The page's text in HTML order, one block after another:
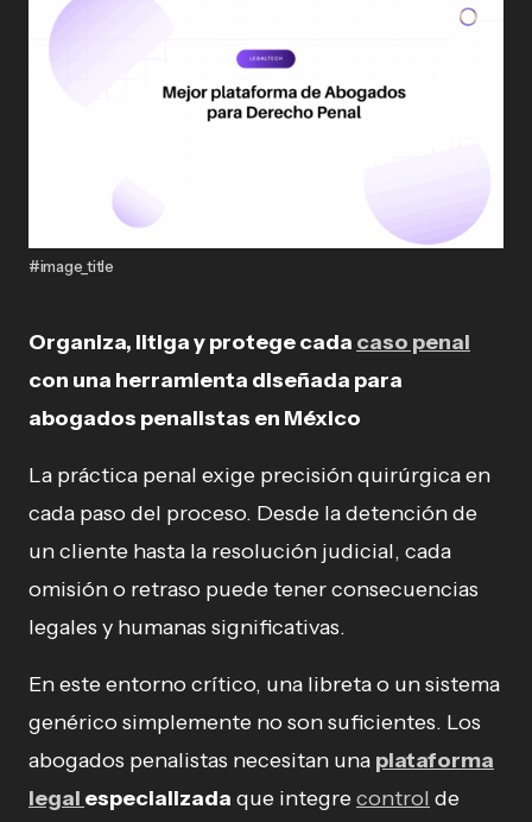
#image_title
Organiza, litiga y protege cada caso penal
con una herramienta diseñada para
abogados penalistas en México
La práctica penal exige precisión quirúrgica en
cada paso del proceso. Desde la detención de
un cliente hasta la resolución judicial, cada
omisión o retraso puede tener consecuencias
legales y humanas significativas.
En este entorno crítico, una libreta o un sistema
genérico simplemente no son suficientes. Los
abogados penalistas necesitan una plataforma
legal especializada que integrecontrol de